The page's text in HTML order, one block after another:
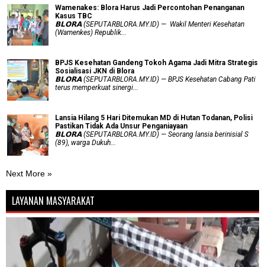
Wamenakes: Blora Harus Jadi Percontohan Penanganan
Kasus TBC
𝗕𝗟𝗢𝗥𝗔 (SEPUTARBLORA.MY.ID) — Wakil Menteri Kesehatan
(Wamenkes) Republik...
BPJS Kesehatan Gandeng Tokoh Agama Jadi Mitra Strategis
Sosialisasi JKN di Blora
𝗕𝗟𝗢𝗥𝗔 (SEPUTARBLORA.MY.ID) — BPJS Kesehatan Cabang Pati
terus memperkuat sinergi...
Lansia Hilang 5 Hari Ditemukan MD di Hutan Todanan, Polisi
Pastikan Tidak Ada Unsur Penganiayaan
𝗕𝗟𝗢𝗥𝗔 (SEPUTARBLORA.MY.ID) — Seorang lansia berinisial S
(89), warga Dukuh...
Next More »
LAYANAN MASYARAKAT